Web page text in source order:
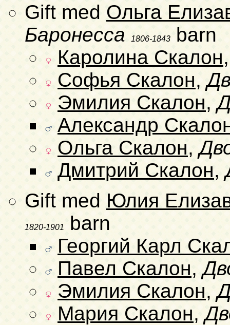
Gift med Ольга
Баронесса
1806-1843
barn
Каролина Скалон
Софья Скалон,
Эмилия Скалон,
Александр
Ольга Скалон,
Дмитрий Скалон,
Gift med Юлия
1820-1901
barn
Георгий Карл
Павел Скалон,
Эмилия Скалон,
Мария Скалон,